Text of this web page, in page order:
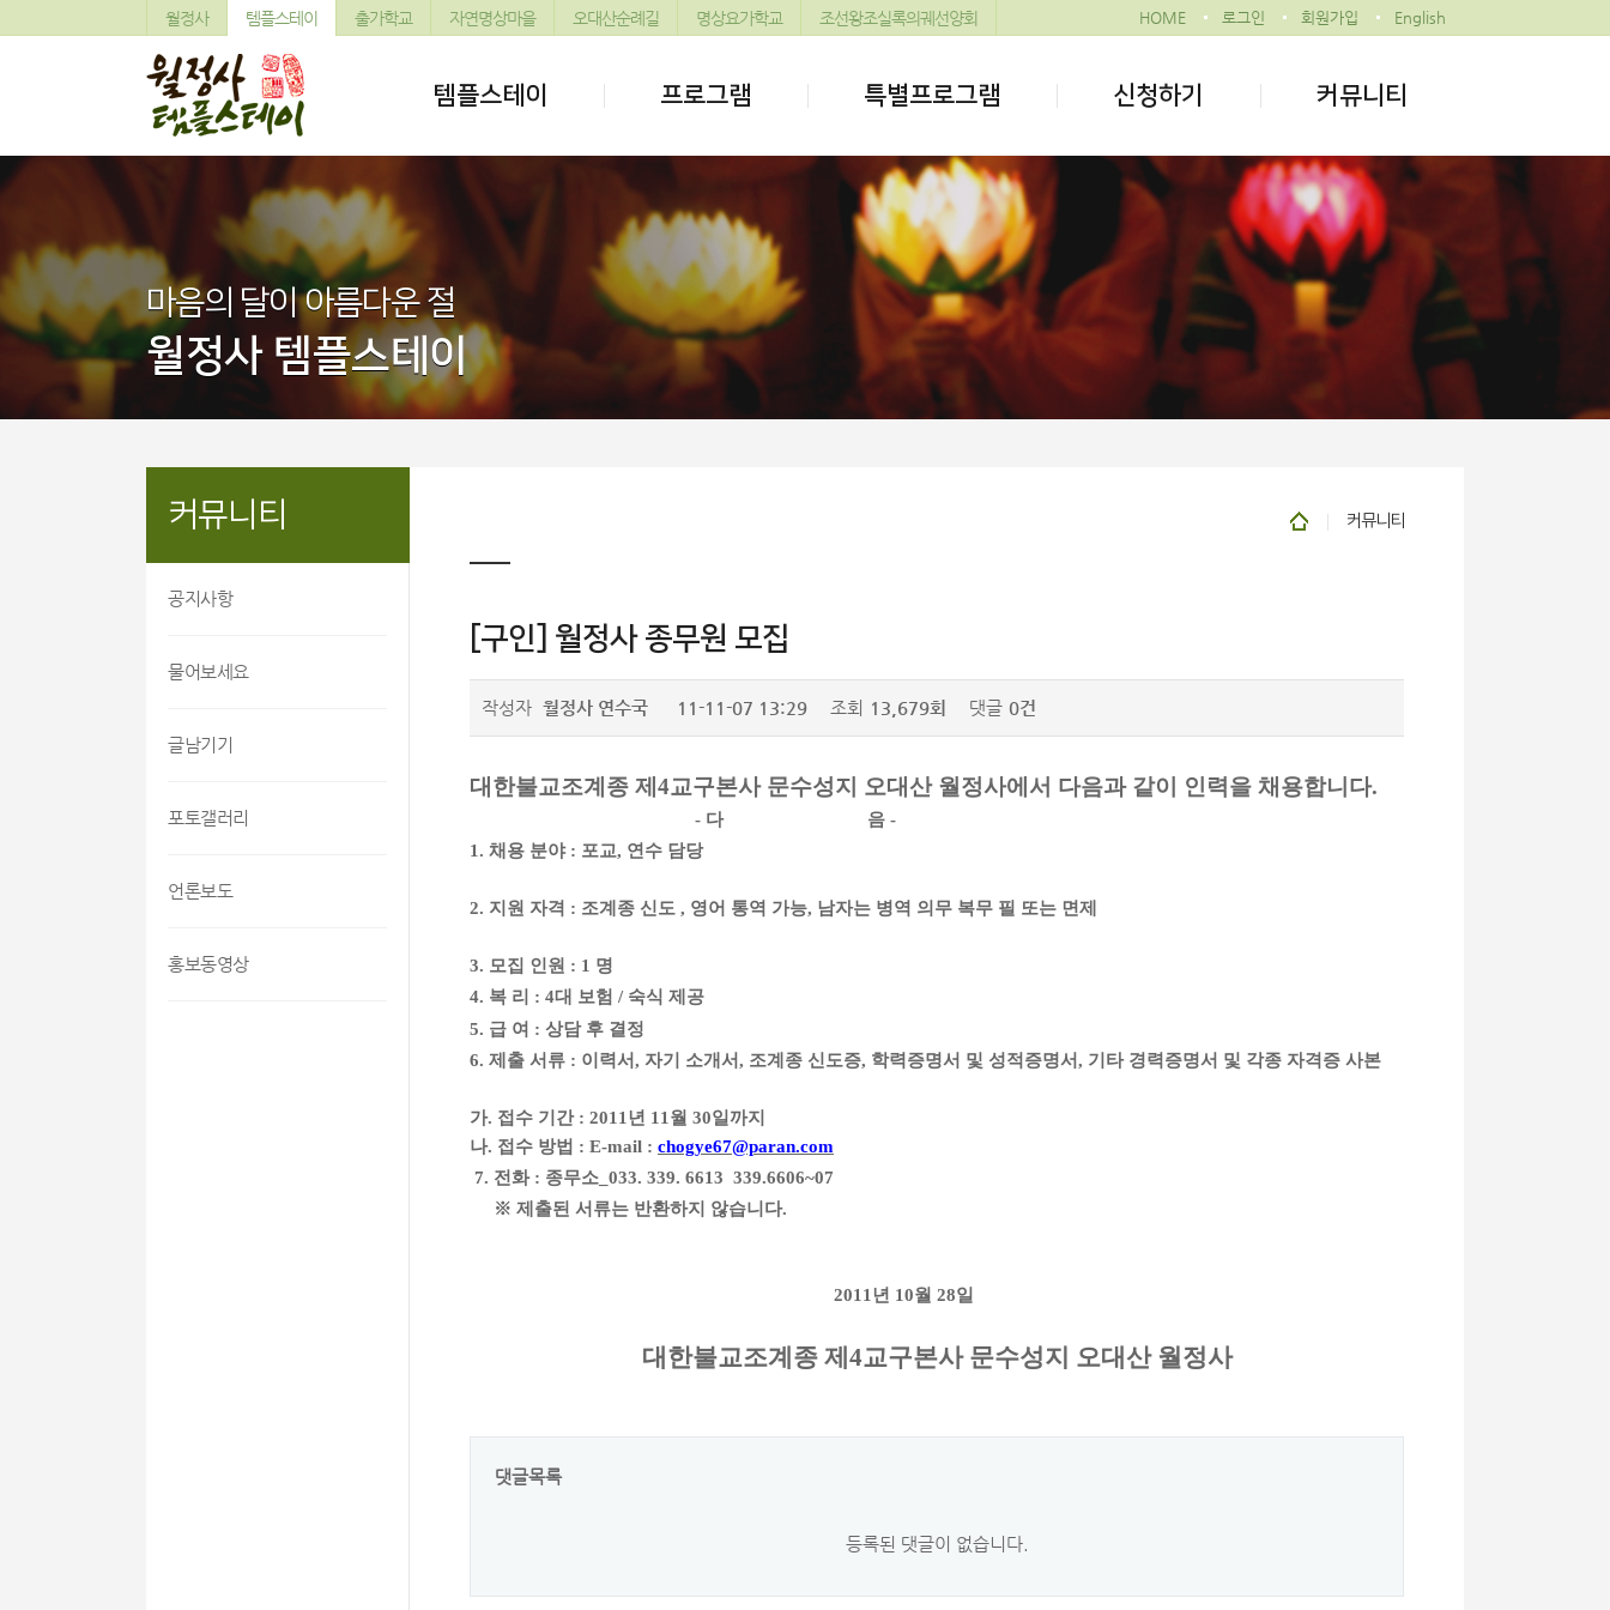
월정사 템플스테이 출가학교 자연명상마을 오대산순례길 명상요가학교 조선왕조실록의궤선양회 HOME 로그인 회원가입 English
템플스테이 프로그램 특별프로그램 신청하기 커뮤니티
마음의 달이 아름다운 절
월정사 템플스테이
커뮤니티
공지사항
물어보세요
글남기기
포토갤러리
언론보도
홍보동영상
커뮤니티
[구인] 월정사 종무원 모집
작성자 월정사 연수국 11-11-07 13:29 조회 13,679회 댓글 0건
대한불교조계종 제4교구본사 문수성지 오대산 월정사에서 다음과 같이 인력을 채용합니다.
- 다 음 -
1. 채용 분야 : 포교, 연수 담당
2. 지원 자격 : 조계종 신도 , 영어 통역 가능, 남자는 병역 의무 복무 필 또는 면제
3. 모집 인원 : 1 명
4. 복 리 : 4대 보험 / 숙식 제공
5. 급 여 : 상담 후 결정
6. 제출 서류 : 이력서, 자기 소개서, 조계종 신도증, 학력증명서 및 성적증명서, 기타 경력증명서 및 각종 자격증 사본
가. 접수 기간 : 2011년 11월 30일까지
나. 접수 방법 : E-mail : chogye67@paran.com
7. 전화 : 종무소_033. 339. 6613 339.6606~07
※ 제출된 서류는 반환하지 않습니다.
2011년 10월 28일
대한불교조계종 제4교구본사 문수성지 오대산 월정사
댓글목록
등록된 댓글이 없습니다.